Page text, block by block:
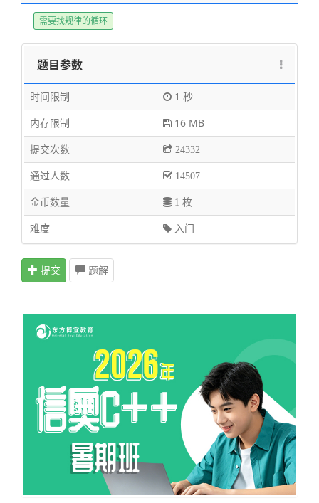
需要找规律的循环
题目参数
时间限制
1 秒
内存限制
16 MB
提交次数
24332
通过人数 14507
金币数量 1 枚
难度 入门
提交 题解